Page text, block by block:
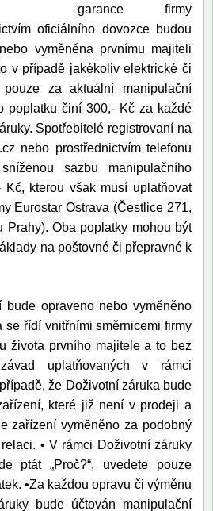
garance firmy
oficiálního dovozce budou
vyměněna prvnímu majiteli
v případě jakékoliv elektrické či
pouze za aktuální manipulační
poplatku činí 300,- Kč za každé
Spotřebitelé registrovaní na
nebo prostřednictvím telefonu
sazbu manipulačního
kterou však musí uplatňovat
Eurostar Ostrava (Čestlice 271,
Prahy). Oba poplatky mohou být
na poštovné či přepravné k
bude opraveno nebo vyměněno
se řídí vnitřními směrnicemi firmy
života prvního majitele a to bez
uplatňovaných v rámci
že Doživotní záruka bude
které již není v prodeji a
zařízení vyměněno za podobný
• V rámci Doživotní záruky
ptát „Proč?“, uvedete pouze
•Za každou opravu či výměnu
bude účtován manipulační